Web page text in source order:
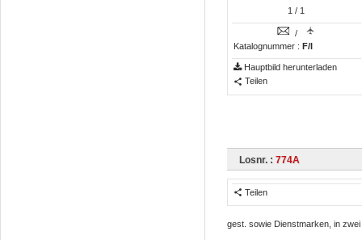
1 / 1
/
Katalognummer : F/I
Hauptbild herunterladen
Teilen
Losnr. : 774A
Teilen
gest. sowie Dienstmarken, in zwei